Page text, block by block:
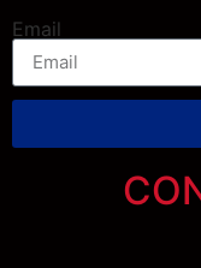
Email